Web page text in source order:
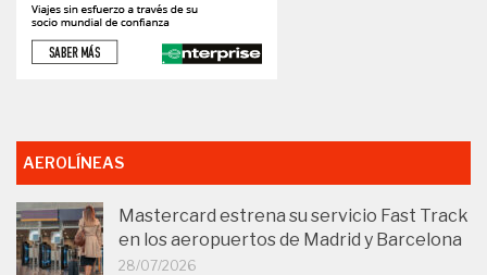
AEROLÍNEAS
Mastercard estrena su servicio Fast Track
en los aeropuertos de Madrid y Barcelona
28/07/2026